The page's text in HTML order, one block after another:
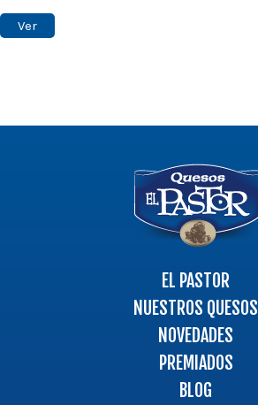
Ver
EL PASTOR
NUESTROS QUESOS
NOVEDADES
PREMIADOS
BLOG